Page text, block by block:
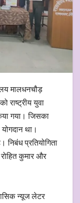
मालधनचौड़
राष्ट्रीय युवा
गया। जिसका
योगदान था।
निबंध प्रतियोगिता
कुमार और
न्यूज लेटर